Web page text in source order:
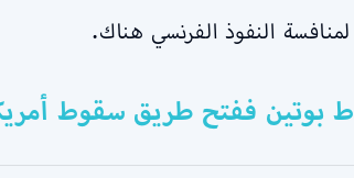
بوتين ففتح طريق سقوط